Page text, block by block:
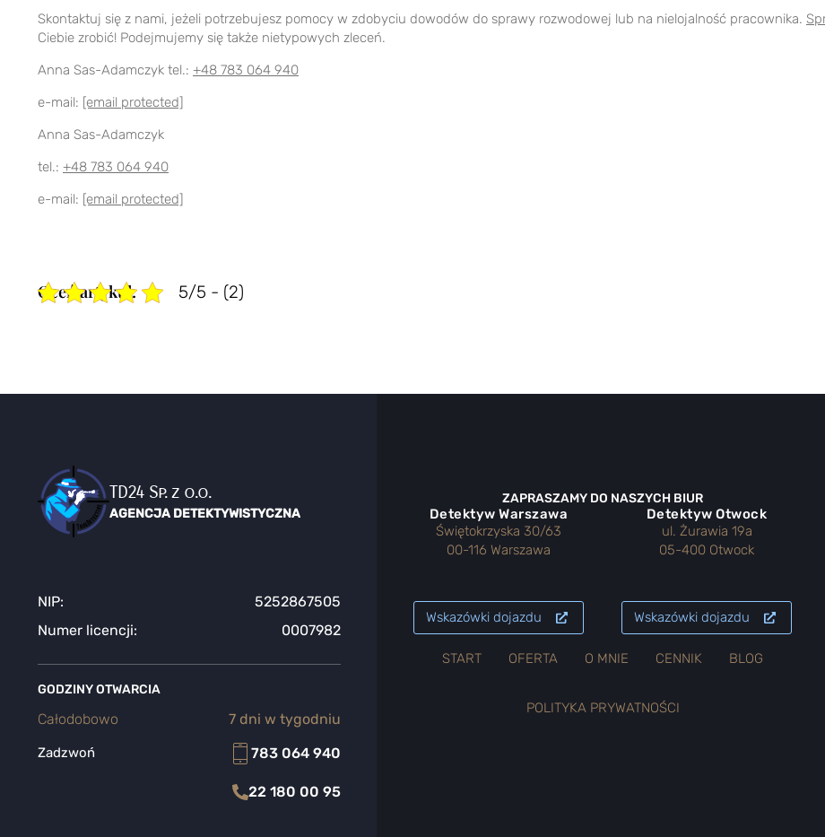
Skontaktuj się z nami, jeżeli potrzebujesz pomocy w zdobyciu dowodów do sprawy rozwodowej lub na nielojalność pracownika.
Ciebie zrobić! Podejmujemy się także nietypowych zleceń.
Anna Sas-Adamczyk tel.: +48 783 064 940
e-mail: [email protected]
Anna Sas-Adamczyk
tel.: +48 783 064 940
e-mail: [email protected]
5/5 - (2)
TD24 Sp. z o.o.
AGENCJA DETEKTYWISTYCZNA
NIP:
5252867505
Numer licencji:
0007982
GODZINY OTWARCIA
Całodobowo 7 dni w tygodniu
Zadzwoń 783 064 940
22 180 00 95
ZAPRASZAMY DO NASZYCH BIUR
Detektyw Warszawa
Świętokrzyska 30/63
00-116 Warszawa
Wskazówki dojazdu
Detektyw Otwock
ul. Żurawia 19a
05-400 Otwock
Wskazówki dojazdu
START OFERTA O MNIE CENNIK BLOG
POLITYKA PRYWATNOŚCI